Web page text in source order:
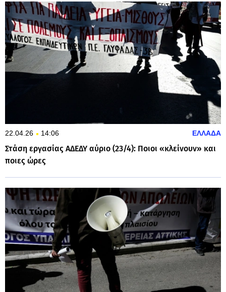
22.04.26 14:06 ΕΛΛΑΔΑ
Στάση εργασίας ΑΔΕΔΥ αύριο (23/4): Ποιοι «κλείνουν» και
ποιες ώρες